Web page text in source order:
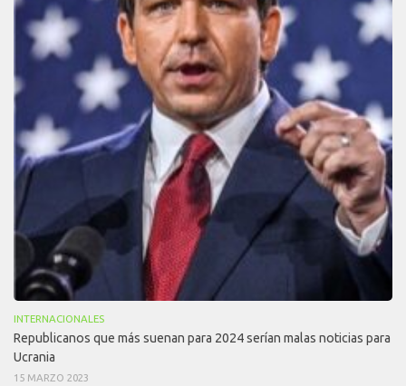
INTERNACIONALES
Republicanos que más suenan para 2024 serían malas noticias para
Ucrania
15 MARZO 2023